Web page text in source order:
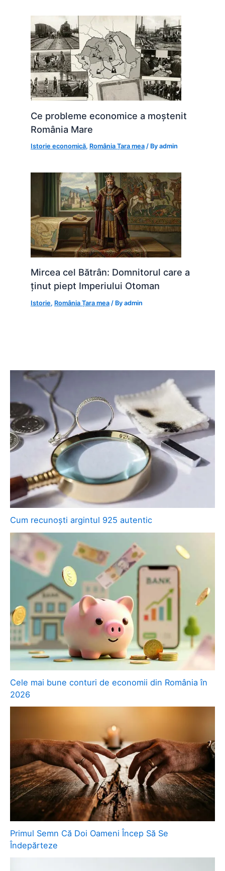
Ce probleme economice a moștenit
România Mare
Istorie economică, România Țara mea / Byadmin
Mircea cel Bătrân: Domnitorul care a
ținut piept Imperiului Otoman
Istorie, România Țara mea / Byadmin
Cum recunoști argintul 925 autentic
Cele mai bune conturi de economii din România în
2026
Primul Semn Că Doi Oameni Încep Să Se
Îndepărteze